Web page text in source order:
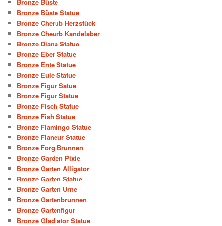
Bronze Büste
Bronze Büste Statue
Bronze Cherub Herzstück
Bronze Cheurb Kandelaber
Bronze Diana Statue
Bronze Eber Statue
Bronze Ente Statue
Bronze Eule Statue
Bronze Figur Satue
Bronze Figur Statue
Bronze Fisch Statue
Bronze Fish Statue
Bronze Flamingo Statue
Bronze Flaneur Statue
Bronze Forg Brunnen
Bronze Garden Pixie
Bronze Garten Alligator
Bronze Garten Statue
Bronze Garten Urne
Bronze Gartenbrunnen
Bronze Gartenfigur
Bronze Gladiator Statue